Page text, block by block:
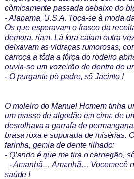
còmicamente passada debaixo do
- Alabama, U.S.A. Toca-se à moda
Os que esperavam o frasco da
demora, riam. Lá fora caíam outra
deixavam as vidraças rumorosas,
carroça a tôda a fôrça do rodeiro
ouvia-se um vozeirão de dentro de
- O purgante pò padre, sô Jacinto !
O moleiro do Manuel Homem tinha
um masso de algodão em cima de
desrolhava a garrafa de
brasa roxa e supurada de misérias.
farinha, gemia de dente rilhado:
- Q’ando é que me tira o carnegão,
_- Amanhã… Amanhã… Vocemecê
saúde !